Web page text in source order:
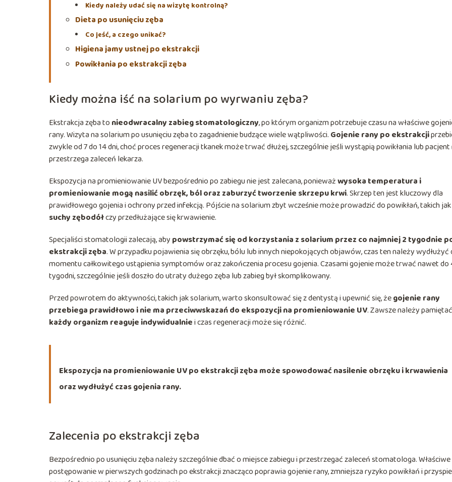
Kiedy należy udać się na wizytę kontrolną?
Dieta po usunięciu zęba
Co jeść, a czego unikać?
Higiena jamy ustnej po ekstrakcji
Powikłania po ekstrakcji zęba
Kiedy można iść na solarium po wyrwaniu zęba?
Ekstrakcja zęba to nieodwracalny zabieg stomatologiczny, po którym organizm potrzebuje czasu na właściwe
rany. Wizyta na solarium po usunięciu zęba to zagadnienie budzące wiele wątpliwości. Gojenie rany po ekstrakcji
zwykle od 7 do 14 dni, choć proces regeneracji tkanek może trwać dłużej, szczególnie jeśli wystąpią powikłania lub pacjent
przestrzega zaleceń lekarza.
Ekspozycja na promieniowanie UV bezpośrednio po zabiegu nie jest zalecana, ponieważwysoka temperatura i
promieniowanie mogą nasilić obrzęk, ból oraz zaburzyć tworzenie skrzepu krwi. Skrzep ten jest kluczowy dla
prawidłowego gojenia i ochrony przed infekcją. Pójście na solarium zbyt wcześnie może prowadzić do powikłań, takich jak
suchy zębodółczy przedłużające się krwawienie.
Specjaliści stomatologii zalecają, aby powstrzymać się od korzystania z solarium przez co najmniej 2 tygodnie
ekstrakcji zęba. W przypadku pojawienia się obrzęku, bólu lub innych niepokojących objawów, czas ten należy wydłużyć
momentu całkowitego ustąpienia symptomów oraz zakończenia procesu gojenia. Czasami gojenie może trwać nawet do
tygodni, szczególnie jeśli doszło do utraty dużego zęba lub zabieg był skomplikowany.
Przed powrotem do aktywności, takich jak solarium, warto skonsultować się z dentystą i upewnić się, żegojenie rany
przebiega prawidłowo i nie ma przeciwwskazań do ekspozycji na promieniowanie UV. Zawsze należy
każdy organizm reaguje indywidualniei czas regeneracji może się różnić.
Ekspozycja na promieniowanie UV po ekstrakcji zęba może spowodować nasilenie obrzęku i krwawienia
oraz wydłużyć czas gojenia rany.
Zalecenia po ekstrakcji zęba
Bezpośrednio po usunięciu zęba należy szczególnie dbać o miejsce zabiegu i przestrzegać zaleceń stomatologa. Właściwe
postępowanie w pierwszych godzinach po ekstrakcji znacząco poprawia gojenie rany, zmniejsza ryzyko powikłań i